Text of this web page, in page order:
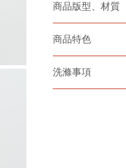
商品版型、材質
商品特色
洗滌事項